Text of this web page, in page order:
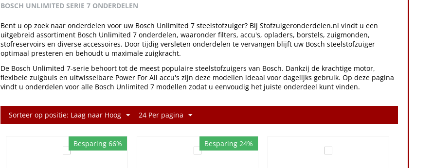
BOSCH UNLIMITED SERIE 7 ONDERDELEN
Bent u op zoek naar onderdelen voor uw Bosch Unlimited 7 steelstofzuiger? Bij Stofzuigeronderdelen.nl vindt u een
uitgebreid assortiment Bosch Unlimited 7 onderdelen, waaronder filters, accu's, opladers, borstels, zuigmonden,
stofreservoirs en diverse accessoires. Door tijdig versleten onderdelen te vervangen blijft uw Bosch steelstofzuiger
optimaal presteren en behoudt u maximale zuigkracht.
De Bosch Unlimited 7-serie behoort tot de meest populaire steelstofzuigers van Bosch. Dankzij de krachtige motor,
flexibele zuigbuis en uitwisselbare Power For All accu's zijn deze modellen ideaal voor dagelijks gebruik. Op deze pagina
vindt u onderdelen voor alle Bosch Unlimited 7 modellen zodat u eenvoudig het juiste onderdeel kunt vinden.
Sorteer op positie: Laag naar Hoog 24 Per pagina
Besparing 66% Besparing 24%